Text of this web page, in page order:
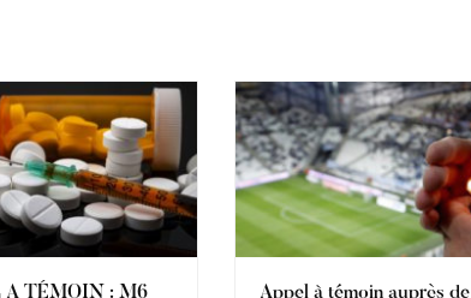
A TÉMOIN : M6 Appel à témoin auprès de